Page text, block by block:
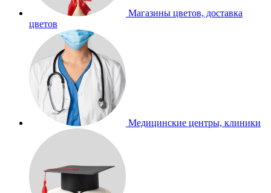
Магазины цветов, доставка
цветов
Медицинские центры, клиники